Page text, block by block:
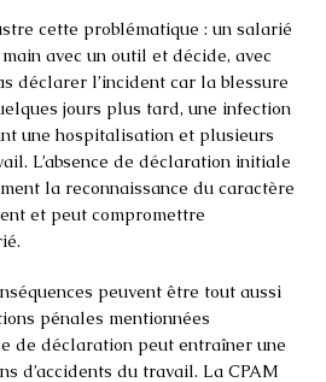
cette problématique : un salarié
avec un outil et décide, avec
déclarer l’incident car la blessure
jours plus tard, une infection
une hospitalisation et plusieurs
L’absence de déclaration initiale
la reconnaissance du caractère
et peut compromettre
peuvent être tout aussi
pénales mentionnées
de déclaration peut entraîner une
d’accidents du travail. La CPAM